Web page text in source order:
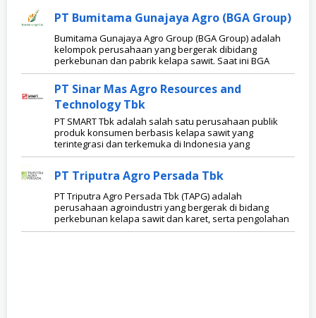
PT Bumitama Gunajaya Agro (BGA Group)
Bumitama Gunajaya Agro Group (BGA Group) adalah
kelompok perusahaan yang bergerak dibidang
perkebunan dan pabrik kelapa sawit. Saat ini BGA
PT Sinar Mas Agro Resources and
Technology Tbk
PT SMART Tbk adalah salah satu perusahaan publik
produk konsumen berbasis kelapa sawit yang
terintegrasi dan terkemuka di Indonesia yang
PT Triputra Agro Persada Tbk
PT Triputra Agro Persada Tbk (TAPG) adalah
perusahaan agroindustri yang bergerak di bidang
perkebunan kelapa sawit dan karet, serta pengolahan